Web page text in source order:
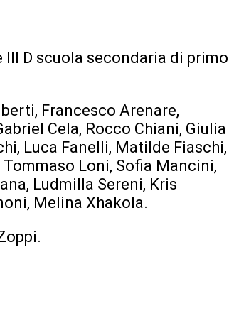
D scuola secondaria di primo
Francesco Arenare,
Cela, Rocco Chiani, Giulia
Luca Fanelli, Matilde Fiaschi,
Tommaso Loni, Sofia Mancini,
Ludmilla Sereni, Kris
Melina Xhakola.